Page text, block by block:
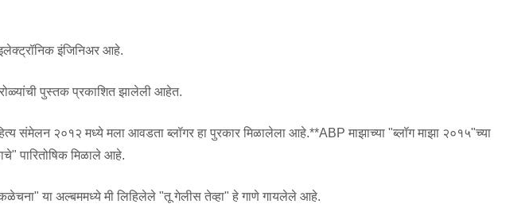
इंजिनिअर आहे.
पुस्तक प्रकाशित झालेली आहेत.
संमेलन २०१२ मध्ये मला आवडता ब्लॉगर हा पुरकार मिळालेला आहे.**ABP माझाच्या "ब्लॉग माझा २०१५"च्या
पारितोषिक मिळाले आहे.
या अल्बममध्ये मी लिहिलेले "तू गेलीस तेव्हा" हे गाणे गायलेले आहे.